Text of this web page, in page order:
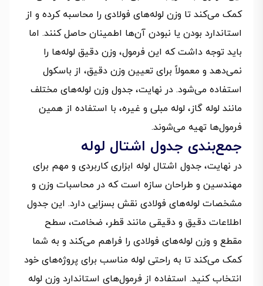
کمک می‌کند تا وزن لوله‌های فولادی را محاسبه کرده و از
استاندارد بودن یا نبودن آن‌ها اطمینان حاصل کنند. اما
باید توجه داشت که این فرمول، وزن دقیق لوله‌ها را
نمی‌دهد و معمولاً برای تعیین وزن دقیق، از باسکول
استفاده می‌شود. در نهایت، جدول وزن لوله‌های مختلف
مانند لوله گاز، لوله مبلی و غیره، با استفاده از همین
فرمول‌ها تهیه می‌شوند.
جمع‌بندی جدول اشتال لوله
در نهایت، جدول اشتال لوله ابزاری کاربردی و مهم برای
مهندسین و طراحان سازه است که در محاسبات وزن و
مشخصات لوله‌های فولادی نقش بسزایی دارد. این جدول
اطلاعات دقیق و دقیقی مانند قطر، ضخامت، سطح
مقطع و وزن لوله‌های فولادی را فراهم می‌کند و به شما
کمک می‌کند تا به راحتی لوله مناسب برای پروژه‌های خود
انتخاب کنید. استفاده از فرمول‌های استاندارد وزن لوله